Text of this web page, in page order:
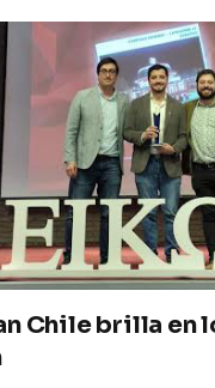
Chile brilla en